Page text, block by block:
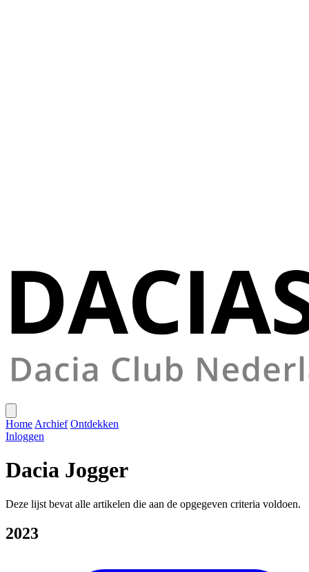
Home Archief Ontdekken
Inloggen
Dacia Jogger
Deze lijst bevat alle artikelen die aan de opgegeven criteria voldoen.
2023